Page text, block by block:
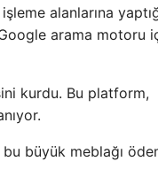
alanlarına
arama motoru
kurdu. Bu platform,
büyük meblağı